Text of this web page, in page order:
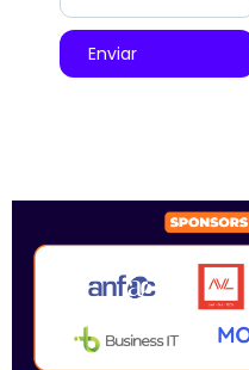
Enviar